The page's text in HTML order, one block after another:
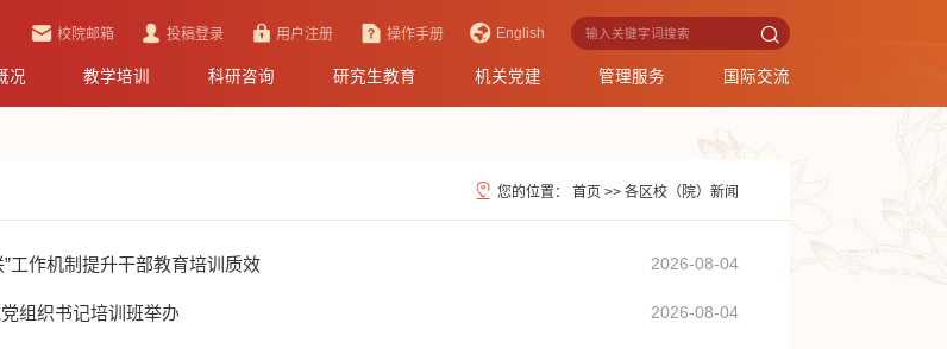
校院邮箱 投稿登录 用户注册 操作手册 English
况 教学培训 科研咨询 研究生教育 机关党建 管理服务 国际交流
您的位置： 首页>> 各区校（院）新闻
工作机制提升干部教育培训质效 2026-08-04
组织书记培训班举办 2026-08-04